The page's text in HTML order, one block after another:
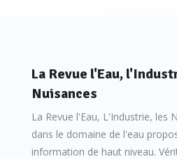
La Revue l'Eau,
Nuisances
La Revue l'Eau, L'Industrie, les
dans le domaine de l'eau
information de haut niveau.